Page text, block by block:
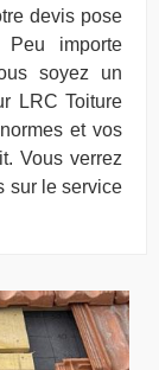
devis pose
importe
soyez un
LRC Toiture
et vos
Vous verrez
sur le service